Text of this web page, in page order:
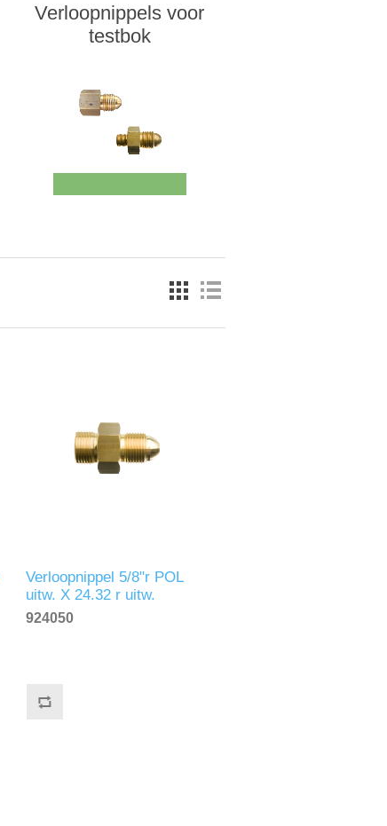
Verloopnippels voor
testbok
Verloopnippel 5/8"r POL
uitw. X 24.32 r uitw.
messing
924050